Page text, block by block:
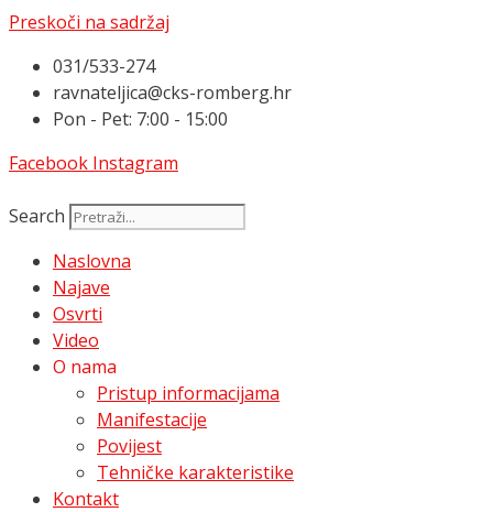
Preskoči na sadržaj
031/533-274
ravnateljica@cks-romberg.hr
Pon - Pet: 7:00 - 15:00
Facebook Instagram
Search
Naslovna
Najave
Osvrti
Video
O nama
Pristup informacijama
Manifestacije
Povijest
Tehničke karakteristike
Kontakt